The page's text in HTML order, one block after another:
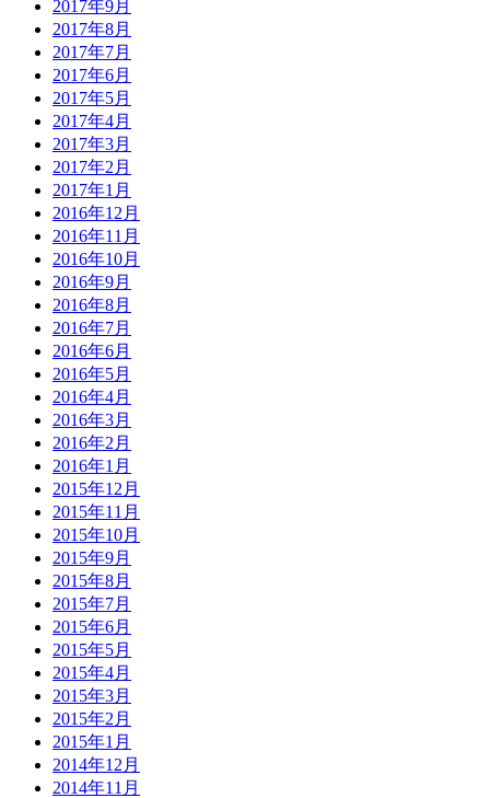
2017年9月
2017年8月
2017年7月
2017年6月
2017年5月
2017年4月
2017年3月
2017年2月
2017年1月
2016年12月
2016年11月
2016年10月
2016年9月
2016年8月
2016年7月
2016年6月
2016年5月
2016年4月
2016年3月
2016年2月
2016年1月
2015年12月
2015年11月
2015年10月
2015年9月
2015年8月
2015年7月
2015年6月
2015年5月
2015年4月
2015年3月
2015年2月
2015年1月
2014年12月
2014年11月